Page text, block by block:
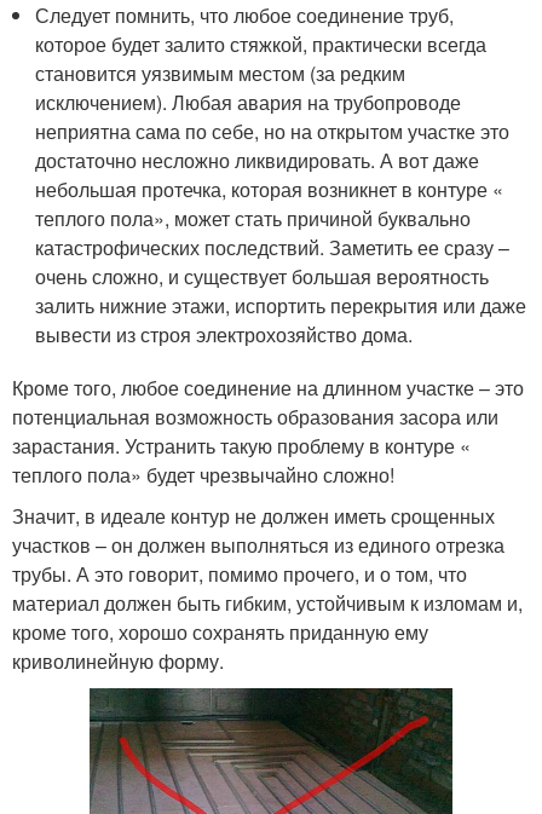
Следует помнить, что любое соединение труб,
которое будет залито стяжкой, практически всегда
становится уязвимым местом (за редким
исключением). Любая авария на трубопроводе
неприятна сама по себе, но на открытом участке это
достаточно несложно ликвидировать. А вот даже
небольшая протечка, которая возникнет в контуре «
теплого пола», может стать причиной буквально
катастрофических последствий. Заметить ее сразу –
очень сложно, и существует большая вероятность
залить нижние этажи, испортить перекрытия или даже
вывести из строя электрохозяйство дома.
Кроме того, любое соединение на длинном участке – это
потенциальная возможность образования засора или
зарастания. Устранить такую проблему в контуре «
теплого пола» будет чрезвычайно сложно!
Значит, в идеале контур не должен иметь срощенных
участков – он должен выполняться из единого отрезка
трубы. А это говорит, помимо прочего, и о том, что
материал должен быть гибким, устойчивым к изломам и,
кроме того, хорошо сохранять приданную ему
криволинейную форму.